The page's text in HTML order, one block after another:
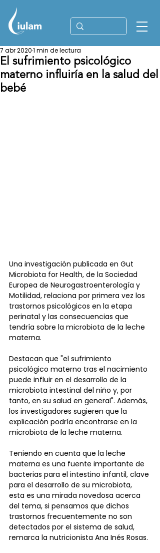
El sufrimiento psicológico
materno influiría en la salud del
bebé
7 abr 20201 min de lectura
Una investigación publicada en Gut
Microbiota for Health, de la Sociedad
Europea de Neurogastroenterología y
Motilidad, relaciona por primera vez los
trastornos psicológicos en la etapa
perinatal y las consecuencias que
tendría sobre la microbiota de la leche
materna.
Destacan que "el sufrimiento
psicológico materno tras el nacimiento
puede influir en el desarrollo de la
microbiota intestinal del niño y, por
tanto, en su salud en general". Además,
los investigadores sugieren que la
explicación podría encontrarse en la
microbiota de la leche materna.
Teniendo en cuenta que la leche
materna es una fuente importante de
bacterias para el intestino infantil, clave
para el desarrollo de su microbiota,
esta es una mirada novedosa acerca
del tema, si pensamos que dichos
trastornos frecuentemente no son
detectados por el sistema de salud,
remarca la nutricionista Ana Inés Rosas.